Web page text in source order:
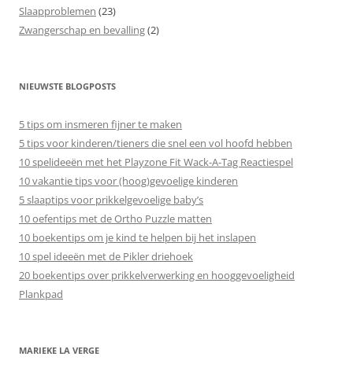
Slaapproblemen (23)
Zwangerschap en bevalling(2)
NIEUWSTE BLOGPOSTS
5 tips om insmeren fijner te maken
5 tips voor kinderen/tieners die snel een vol hoofd hebben
10 spelideeën met het Playzone Fit Wack-A-Tag Reactiespel
10 vakantie tips voor (hoog)gevoelige kinderen
5 slaaptips voor prikkelgevoelige baby’s
10 oefentips met de Ortho Puzzle matten
10 boekentips om je kind te helpen bij het inslapen
10 spel ideeën met de Pikler driehoek
20 boekentips over prikkelverwerking en hooggevoeligheid
Plankpad
MARIEKE LA VERGE